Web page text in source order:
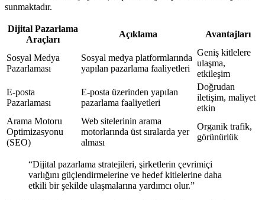
sunmaktadır.
Dijital Pazarlama
Araçları
Açıklama Avantajları
Sosyal Medya
Pazarlaması
Sosyal medya platformlarında
yapılan pazarlama faaliyetleri
Geniş kitlelere
ulaşma,
etkileşim
E-posta
Pazarlaması
E-posta üzerinden yapılan
pazarlama faaliyetleri
Doğrudan
iletişim, maliyet
etkin
Arama Motoru
Optimizasyonu
(SEO)
Web sitelerinin arama
motorlarında üst sıralarda yer
alması
Organik trafik,
görünürlük
“Dijital pazarlama stratejileri, şirketlerin çevrimiçi
varlığını güçlendirmelerine ve hedef kitlelerine daha
etkili bir şekilde ulaşmalarına yardımcı olur.”